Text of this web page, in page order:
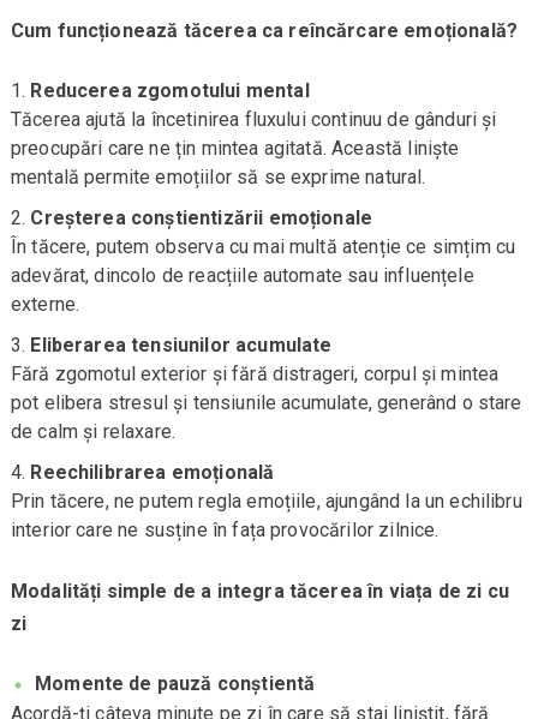
Cum funcționează tăcerea ca reîncărcare emoțională?
Reducerea zgomotului mental
Tăcerea ajută la încetinirea fluxului continuu de gânduri și
preocupări care ne țin mintea agitată. Această liniște
mentală permite emoțiilor să se exprime natural.
Creșterea conștientizării emoționale
În tăcere, putem observa cu mai multă atenție ce simțim cu
adevărat, dincolo de reacțiile automate sau influențele
externe.
Eliberarea tensiunilor acumulate
Fără zgomotul exterior și fără distrageri, corpul și mintea
pot elibera stresul și tensiunile acumulate, generând o stare
de calm și relaxare.
Reechilibrarea emoțională
Prin tăcere, ne putem regla emoțiile, ajungând la un echilibru
interior care ne susține în fața provocărilor zilnice.
Modalități simple de a integra tăcerea în viața de zi cu
zi
Momente de pauză conștientă
Acordă-ți câteva minute pe zi în care să stai liniștit, fără